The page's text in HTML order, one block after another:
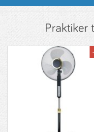
Praktiker